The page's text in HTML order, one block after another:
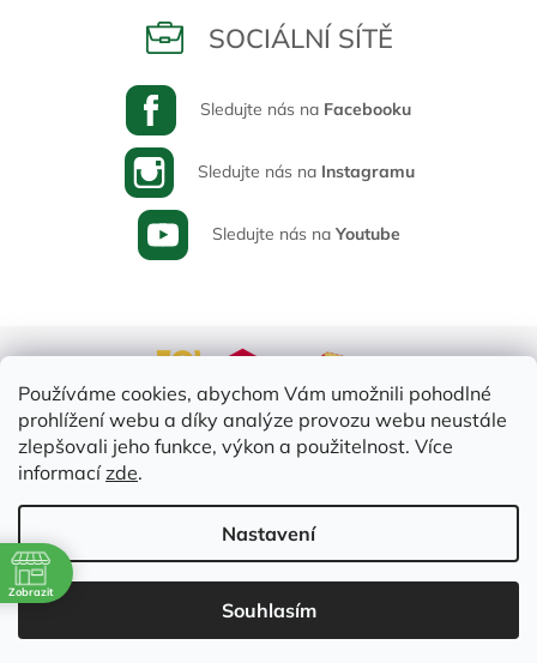
Používáme cookies, abychom Vám umožnili pohodlné
prohlížení webu a díky analýze provozu webu neustále
zlepšovali jeho funkce, výkon a použitelnost. Více
informacízde.
Nastavení
Souhlasím
SOCIÁLNÍ SÍTĚ
Sledujte nás na Facebooku
Sledujte nás na Instagramu
Sledujte nás na Youtube
Copyright 2026
nastavení cookies
Zobrazit